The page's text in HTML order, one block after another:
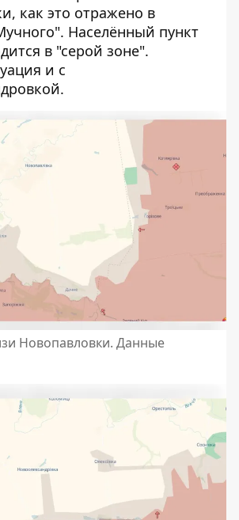
как это отражено в
Населённый пункт
в "серой зоне".
и с
Новопавловки. Данные